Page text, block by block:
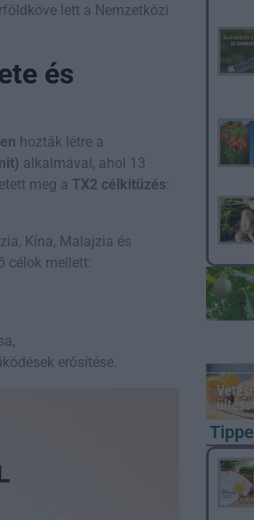
lett a Nemzetközi
és
hozták létre a
alkalmával, ahol 13
meg a TX2 célkitűzés:
Kína, Malajzia és
célok mellett:
erősítése.